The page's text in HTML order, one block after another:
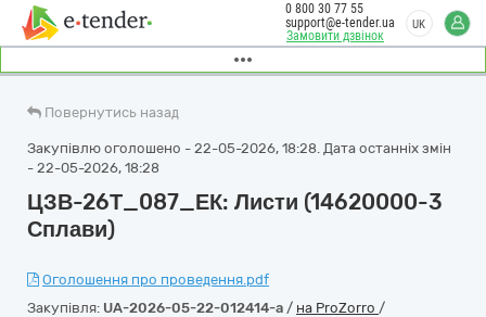
Замовити дзвінок
0 800 30 77 55
support@e-tender.ua
UK
Повернутись назад
Закупівлю оголошено - 22-05-2026, 18:28. Дата останніх змін
- 22-05-2026, 18:28
ЦЗВ-26Т_087_ЕК: Листи (14620000-3
Сплави)
Оголошення про проведення.pdf
Закупівля: UA-2026-05-22-012414-a / на ProZorro /